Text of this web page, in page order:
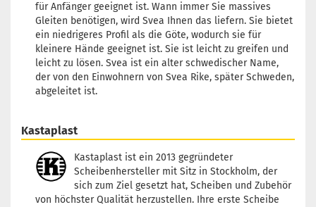
für Anfänger geeignet ist. Wann immer Sie massives
Gleiten benötigen, wird Svea Ihnen das liefern. Sie bietet
ein niedrigeres Profil als die Göte, wodurch sie für
kleinere Hände geeignet ist. Sie ist leicht zu greifen und
leicht zu lösen. Svea ist ein alter schwedischer Name,
der von den Einwohnern von Svea Rike, später Schweden,
abgeleitet ist.
Kastaplast
Kastaplast ist ein 2013 gegründeter
Scheibenhersteller mit Sitz in Stockholm, der
sich zum Ziel gesetzt hat, Scheiben und Zubehör
von höchster Qualität herzustellen. Ihre erste Scheibe